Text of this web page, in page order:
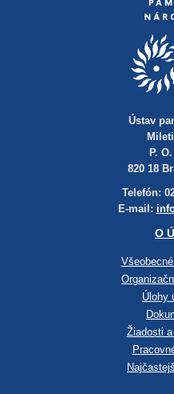
Ústav
P.
820 18
Telefón:
E-mail:
O
Úlohy
Žiadosti